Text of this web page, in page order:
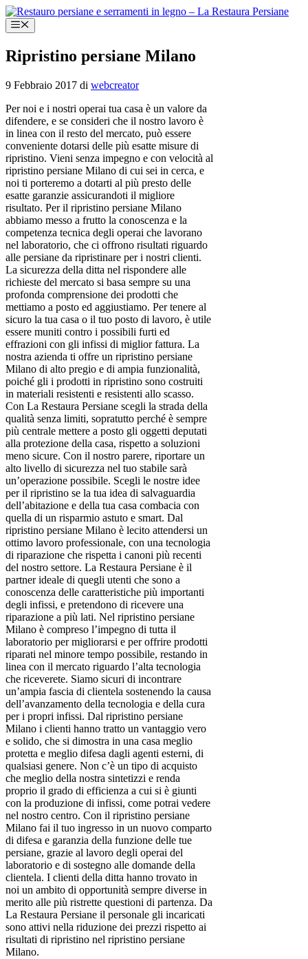
Vai
al
contenuto
Menu
Ripristino persiane Milano
9 Febbraio 2017 di webcreator
Per noi e i nostri operai tua casa è un valore da
difendere, e se consideri che il nostro lavoro è
in linea con il resto del mercato, può essere
conveniente dotarsi delle più esatte misure di
ripristino. Vieni senza impegno e con velocità al
ripristino persiane Milano di cui sei in cerca, e
noi ti porteremo a dotarti al più presto delle
esatte garanzie assicurandoti il migliore
risultato. Per il ripristino persiane Milano
abbiamo messo a frutto la conoscenza e la
competenza tecnica degli operai che lavorano
nel laboratorio, che ci offrono risultati riguardo
alle persiane da ripristinare per i nostri clienti.
La sicurezza della ditta nel rispondere alle
richieste del mercato si basa sempre su una
profonda comprensione dei prodotti che
mettiamo a posto ed aggiustiamo. Per tenere al
sicuro la tua casa o il tuo posto di lavoro, è utile
essere muniti contro i possibili furti ed
effrazioni con gli infissi di miglior fattura. La
nostra azienda ti offre un ripristino persiane
Milano di alto pregio e di ampia funzionalità,
poiché gli i prodotti in ripristino sono costruiti
in materiali resistenti e resistenti allo scasso.
Con La Restaura Persiane scegli la strada della
qualità senza limiti, sopratutto perché è sempre
più centrale mettere a posto gli oggetti deputati
alla protezione della casa, rispetto a soluzioni
meno sicure. Con il nostro parere, riportare un
alto livello di sicurezza nel tuo stabile sarà
un’operazione possibile. Scegli le nostre idee
per il ripristino se la tua idea di salvaguardia
dell’abitazione e della tua casa combacia con
quella di un risparmio astuto e smart. Dal
ripristino persiane Milano è lecito attendersi un
ottimo lavoro professionale, con una tecnologia
di riparazione che rispetta i canoni più recenti
del nostro settore. La Restaura Persiane è il
partner ideale di quegli utenti che sono a
conoscenza delle caratteristiche più importanti
degli infissi, e pretendono di ricevere una
riparazione a più lati. Nel ripristino persiane
Milano è compreso l’impegno di tutta il
laboratorio per migliorarsi e per offrire prodotti
riparati nel minore tempo possibile, restando in
linea con il mercato riguardo l’alta tecnologia
che riceverete. Siamo sicuri di incontrare
un’ampia fascia di clientela sostenendo la causa
dell’avanzamento della tecnologia e della cura
per i propri infissi. Dal ripristino persiane
Milano i clienti hanno tratto un vantaggio vero
e solido, che si dimostra in una casa meglio
protetta e meglio difesa dagli agenti esterni, di
qualsiasi genere. Non c’è un tipo di acquisto
che meglio della nostra sintetizzi e renda
proprio il grado di efficienza a cui si è giunti
con la produzione di infissi, come potrai vedere
nel nostro centro. Con il ripristino persiane
Milano fai il tuo ingresso in un nuovo comparto
di difesa e garanzia della funzione delle tue
persiane, grazie al lavoro degli operai del
laboratorio e di sostegno alle domande della
clientela. I clienti della ditta hanno trovato in
noi un ambito di opportunità sempre diverse in
merito alle più ristrette questioni di partenza. Da
La Restaura Persiane il personale gli incaricati
sono attivi nella riduzione dei prezzi rispetto ai
risultati di ripristino nel ripristino persiane
Milano.